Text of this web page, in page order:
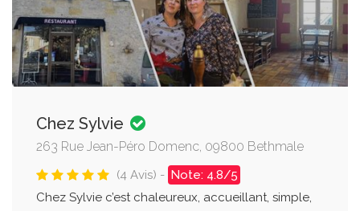
Chez Sylvie
263 Rue Jean-Péro Domenc, 09800 Bethmale
(4 Avis) - Note: 4.8/5
Chez Sylvie c’est chaleureux, accueillant, simple,